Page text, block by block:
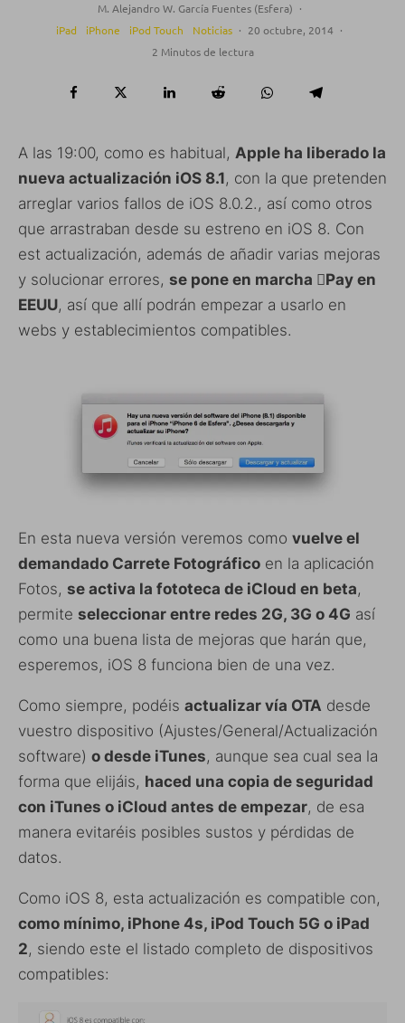
M. Alejandro W. García Fuentes (Esfera) ·
iPad
iPhone iPod Touch Noticias · 20 octubre, 2014 ·
2 Minutos de lectura
A las 19:00, como es habitual, Apple ha liberado la
nueva actualización iOS 8.1, con la que pretenden
arreglar varios fallos de iOS 8.0.2., así como otros
que arrastraban desde su estreno en iOS 8. Con
est actualización, además de añadir varias mejoras
y solucionar errores, se pone en marcha Pay en
EEUU, así que allí podrán empezar a usarlo en
webs y establecimientos compatibles.
En esta nueva versión veremos como vuelve el
demandado Carrete Fotográfico en la aplicación
Fotos, se activa la fototeca de iCloud en beta,
permite seleccionar entre redes 2G, 3G o 4G así
como una buena lista de mejoras que harán que,
esperemos, iOS 8 funciona bien de una vez.
Como siempre, podéis actualizar vía OTA desde
vuestro dispositivo (Ajustes/General/Actualización
software) o desde iTunes, aunque sea cual sea la
forma que elijáis, haced una copia de seguridad
con iTunes o iCloud antes de empezar, de esa
manera evitaréis posibles sustos y pérdidas de
datos.
Como iOS 8, esta actualización es compatible con,
como mínimo, iPhone 4s, iPod Touch 5G o iPad
2, siendo este el listado completo de dispositivos
compatibles: